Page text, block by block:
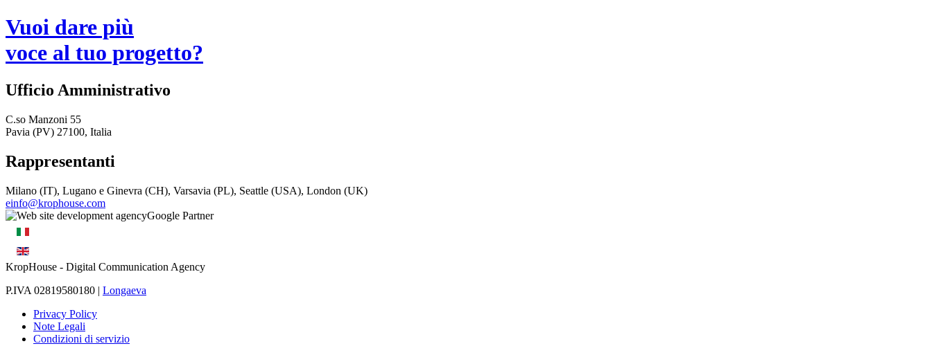
Vuoi dare più
voce al tuo progetto?
Ufficio Amministrativo
C.so Manzoni 55
Pavia (PV) 27100, Italia
Rappresentanti
Milano (IT), Lugano e Ginevra (CH), Varsavia (PL), Seattle (USA), London (UK)
einfo@krophouse.com
KropHouse - Digital Communication Agency
P.IVA 02819580180 | Longaeva
Privacy Policy
Note Legali
Condizioni di servizio